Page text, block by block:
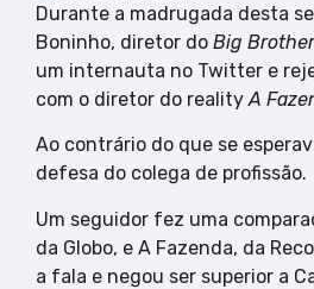
Durante a madrugada desta
Boninho, diretor do Big
um internauta no Twitter e
com o diretor do realityA
Ao contrário do que se
defesa do colega de profissão.
Um seguidor fez uma
da Globo, e A Fazenda, da
a fala e negou ser superior a